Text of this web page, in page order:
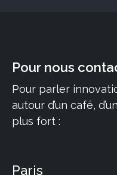
Pour nous
Pour parler
autour d’un café,
plus fort :
Paris